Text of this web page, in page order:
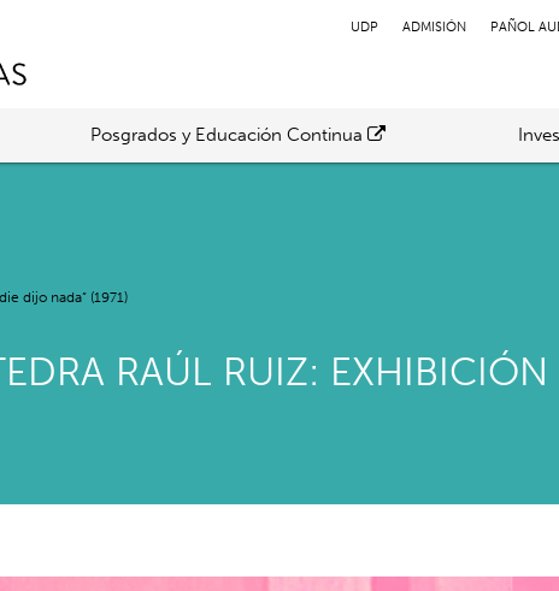
UDP ADMISIÓN PAÑOL
Posgrados y Educación Continua
dijo nada” (1971)
RAÚL RUIZ: